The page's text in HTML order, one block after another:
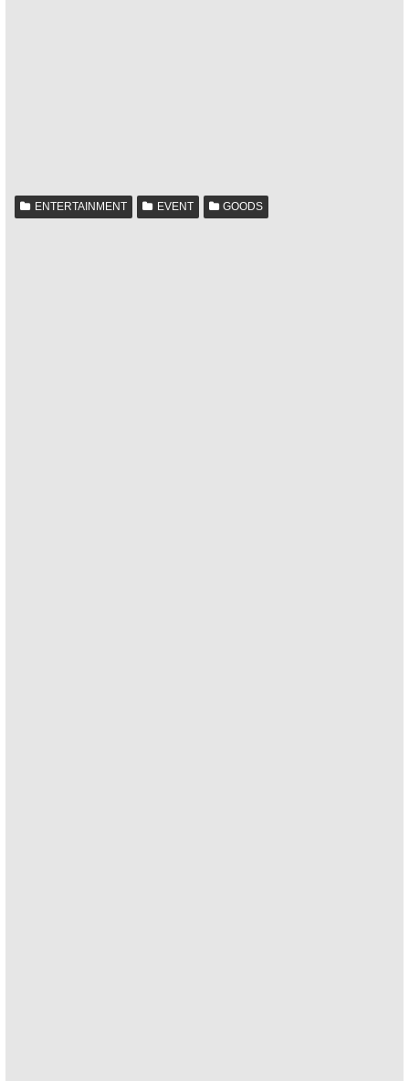
ENTERTAINMENT EVENT GOODS